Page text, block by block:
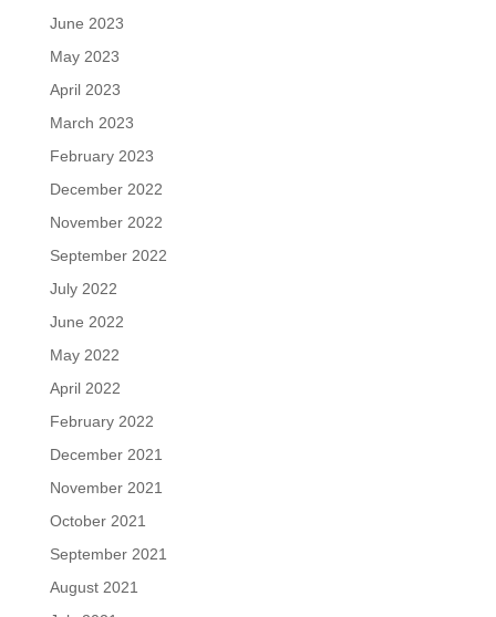
June 2023
May 2023
April 2023
March 2023
February 2023
December 2022
November 2022
September 2022
July 2022
June 2022
May 2022
April 2022
February 2022
December 2021
November 2021
October 2021
September 2021
August 2021